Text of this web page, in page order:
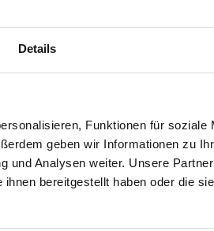
Details
Funktionen für soziale
geben wir Informationen zu
und Analysen weiter. Unsere
bereitgestellt haben oder die
MEHR